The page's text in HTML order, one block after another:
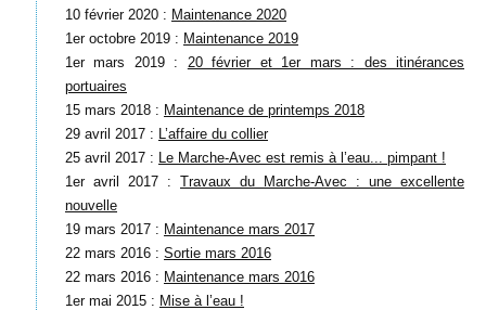
10 février 2020 : Maintenance 2020
1er octobre 2019 : Maintenance 2019
1er mars 2019 : 20 février et 1er mars : des itinérances
portuaires
15 mars 2018 : Maintenance de printemps 2018
29 avril 2017 :
L’affaire du collier
25 avril 2017 :
Le Marche-Avec est remis à l’eau... pimpant !
1er avril 2017 : Travaux du Marche-Avec : une excellente
nouvelle
19 mars 2017 : Maintenance mars 2017
22 mars 2016 : Sortie mars 2016
22 mars 2016 : Maintenance mars 2016
1er mai 2015 : Mise à l’eau !